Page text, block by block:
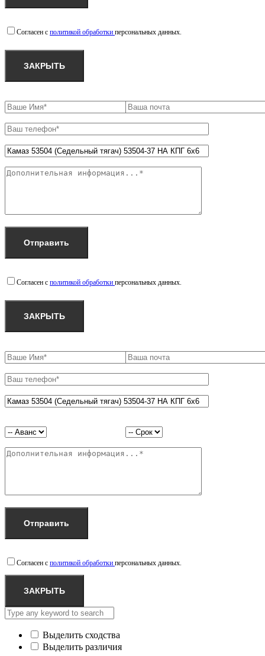
Согласен с политикой обработки персональных данных.
ЗАКРЫТЬ
Согласен с политикой обработки персональных данных.
ЗАКРЫТЬ
Согласен с политикой обработки персональных данных.
ЗАКРЫТЬ
Выделить сходства
Выделить различия